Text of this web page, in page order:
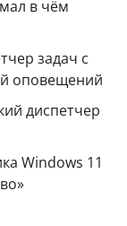
в чём
задач с
оповещений
диспетчер
Windows 11